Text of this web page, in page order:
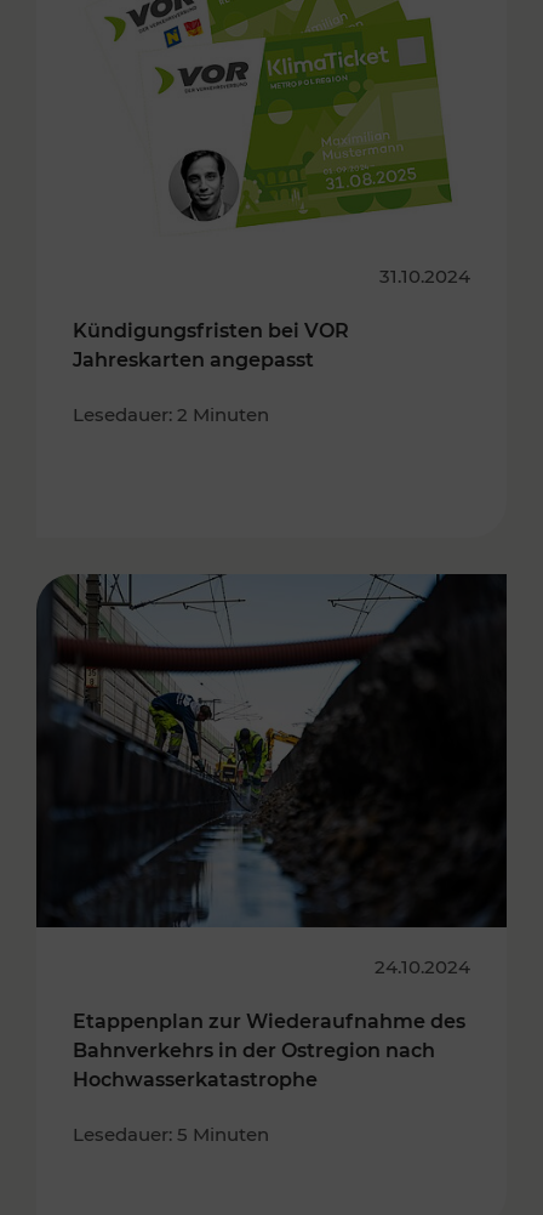
31.10.2024
Kündigungsfristen bei VOR
Jahreskarten angepasst
Lesedauer: 2 Minuten
24.10.2024
Etappenplan zur Wiederaufnahme des
Bahnverkehrs in der Ostregion nach
Hochwasserkatastrophe
Lesedauer: 5 Minuten